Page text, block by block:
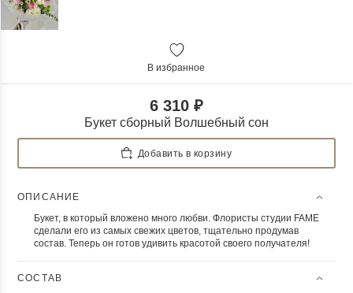
В избранное
6 310 ₽
Букет сборный Волшебный сон
Добавить в корзину
ОПИСАНИЕ
Букет, в который вложено много любви. Флористы студии FAME
сделали его из самых свежих цветов, тщательно продумав
состав. Теперь он готов удивить красотой своего получателя!
СОСТАВ